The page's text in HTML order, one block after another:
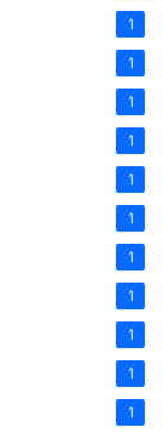
1
1
1
1
1
1
1
1
1
1
1